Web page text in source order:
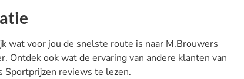
wat voor jou de snelste route is naar M.Brouwers
Ontdek ook wat de ervaring van andere klanten van
reviews te lezen.